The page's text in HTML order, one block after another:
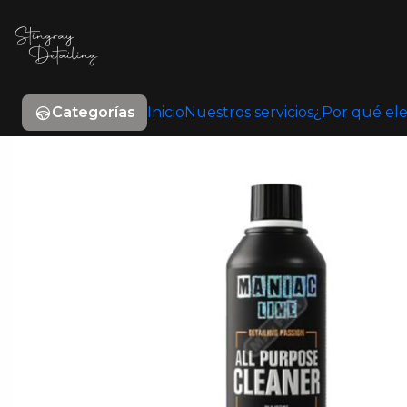
Categorías InicioNuestros servicios¿Por qué